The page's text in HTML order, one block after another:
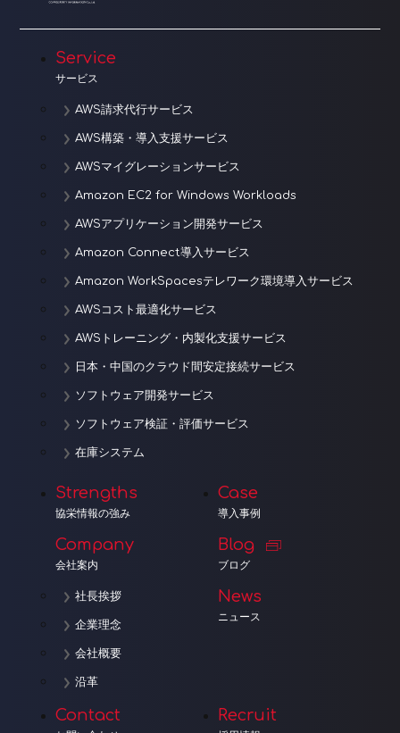
シ
ン
Service
サービス
AWS請求代行サービス
AWS構築・導入支援サービス
AWSマイグレーションサービス
Amazon EC2 for Windows Workloads
AWSアプリケーション開発サービス
Amazon Connect導入サービス
Amazon WorkSpacesテレワーク環境導入サービス
AWSコスト最適化サービス
AWSトレーニング・内製化支援サービス
日本・中国のクラウド間安定接続サービス
ソフトウェア開発サービス
ソフトウェア検証・評価サービス
在庫システム
Strengths
協栄情報の強み
Company
会社案内
社長挨拶
企業理念
会社概要
沿革
Case
導入事例
Blog
ブログ
News
ニュース
Contact Recruit